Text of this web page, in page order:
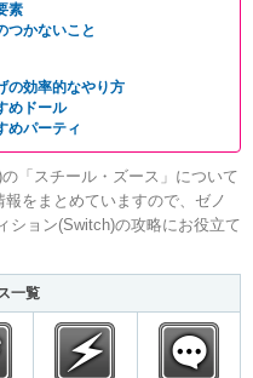
素
つかないこと
の効率的なやり方
めドール
めパーティ
「スチール・ズース」について
をまとめていますので、ゼノ
ション(Switch)の攻略にお役立て
一覧